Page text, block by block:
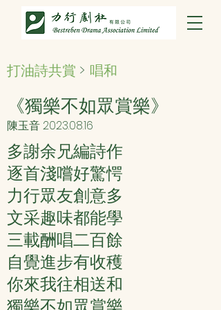
打油詩共賞 > 唱和
《獨樂不如眾賞樂》
陳玉音2023.08.16
多謝余兄編詩作
逐首淺嚐好驚愕
力行眾友創意多
文采趣味都能學
三載酬唱二百餘
自覺進步有收穫
你來我往相送和